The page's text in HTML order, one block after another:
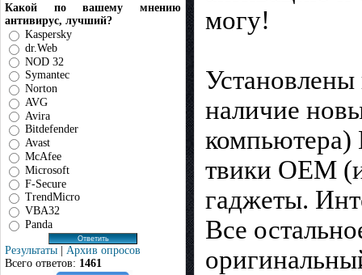
Какой по вашему мнению
антивирус, лучший?
Kaspersky
dr.Web
NOD 32
Symantec
Norton
AVG
Avira
Bitdefender
Avast
McAfee
Microsoft
F-Secure
TrendMicro
VBA32
Panda
Результаты | Архив опросов
Всего ответов: 1461
могу!
наличие
твики ОЕМ
гаджеты.
Все